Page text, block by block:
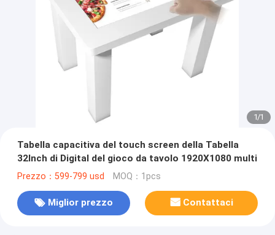
1/1
Tabella capacitiva del touch screen della Tabella
32Inch di Digital del gioco da tavolo 1920X1080 multi
Prezzo：599-799 usd MOQ：1pcs
Miglior prezzo Contattaci